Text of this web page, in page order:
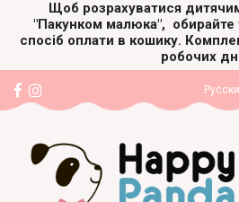
Щоб розрахуватися
"Пакунком малюка",
спосіб оплати в кошику.
робочих